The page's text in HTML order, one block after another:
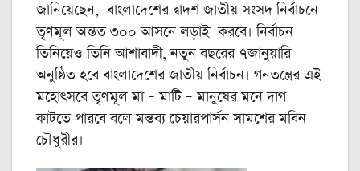
জানিয়েছেন, বাংলাদেশের দ্বাদশ জাতীয় সংসদ নির্বাচনে
তৃণমূল অন্তত ৩০০ আসনে লড়াই করবে। নির্বাচন
তিনিয়েও তিনি আশাবাদী, নতুন বছরের ৭জানুয়ারি
অনুষ্ঠিত হবে বাংলাদেশের জাতীয় নির্বাচন। গনতন্ত্রের এই
মহোৎসবে তৃণমূল মা – মাটি – মানুষের মনে দাগ
কাটতে পারবে বলে মন্তব্য চেয়ারপার্সন সামশের মবিন
চৌধুরীর।